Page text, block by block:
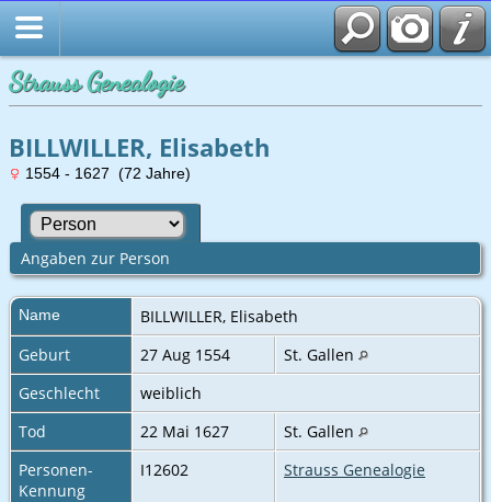
Strauss Genealogie
BILLWILLER, Elisabeth
1554 - 1627 (72 Jahre)
Angaben zur Person
Name BILLWILLER, Elisabeth
Geburt
27 Aug 1554
St. Gallen
Geschlecht
weiblich
Tod
22 Mai 1627
St. Gallen
Personen-
Kennung
I12602 Strauss Genealogie